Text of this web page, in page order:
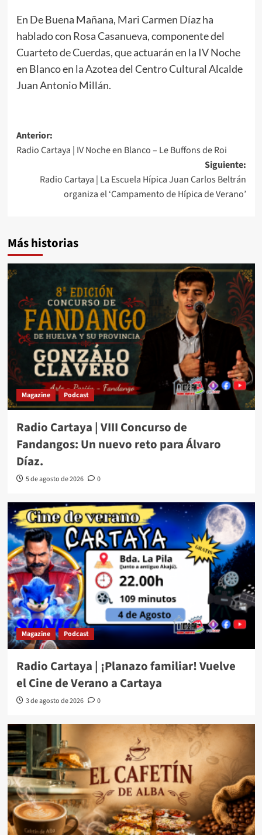
En De Buena Mañana, Mari Carmen Díaz ha
hablado con Rosa Casanueva, componente del
Cuarteto de Cuerdas, que actuarán en la IV Noche
en Blanco en la Azotea del Centro Cultural Alcalde
Juan Antonio Millán.
Anterior:
Radio Cartaya | IV Noche en Blanco – Le Buffons de Roi
Siguiente:
Radio Cartaya | La Escuela Hípica Juan Carlos Beltrán
organiza el ‘Campamento de Hípica de Verano’
Más historias
Magazine Podcast
Radio Cartaya | VIII Concurso de
Fandangos: Un nuevo reto para Álvaro
Díaz.
5 de agosto de 2026 0
Magazine Podcast
Radio Cartaya | ¡Planazo familiar! Vuelve
el Cine de Verano a Cartaya
3 de agosto de 2026 0